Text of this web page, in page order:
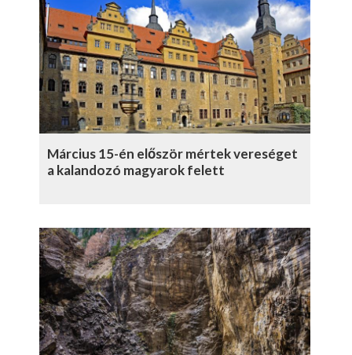
Március 15-én először mértek vereséget
a kalandozó magyarok felett